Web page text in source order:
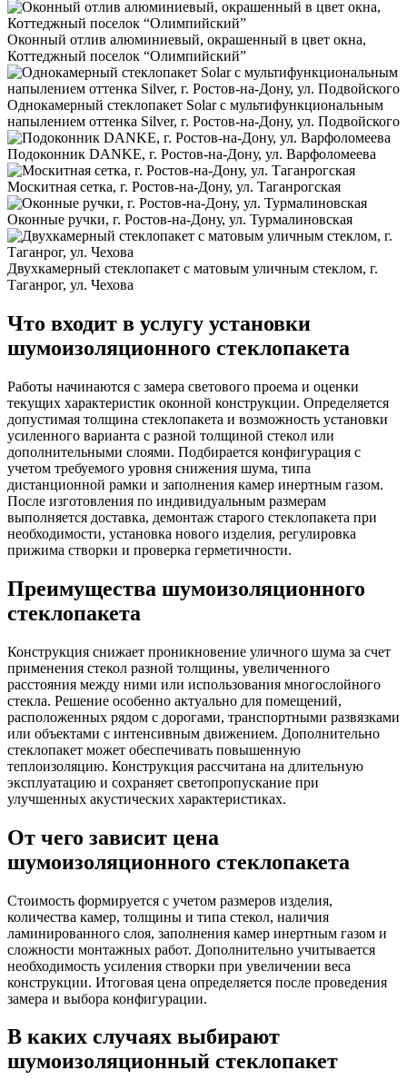
Оконный отлив алюминиевый, окрашенный в цвет окна,
Коттеджный поселок “Олимпийский”
Однокамерный стеклопакет Solar с мультифункциональным
напылением оттенка Silver, г. Ростов-на-Дону, ул. Подвойского
Подоконник DANKE, г. Ростов-на-Дону, ул. Варфоломеева
Москитная сетка, г. Ростов-на-Дону, ул. Таганрогская
Оконные ручки, г. Ростов-на-Дону, ул. Турмалиновская
Двухкамерный стеклопакет с матовым уличным стеклом, г.
Таганрог, ул. Чехова
Что входит в услугу установки
шумоизоляционного стеклопакета
Работы начинаются с замера светового проема и оценки
текущих характеристик оконной конструкции. Определяется
допустимая толщина стеклопакета и возможность установки
усиленного варианта с разной толщиной стекол или
дополнительными слоями. Подбирается конфигурация с
учетом требуемого уровня снижения шума, типа
дистанционной рамки и заполнения камер инертным газом.
После изготовления по индивидуальным размерам
выполняется доставка, демонтаж старого стеклопакета при
необходимости, установка нового изделия, регулировка
прижима створки и проверка герметичности.
Преимущества шумоизоляционного
стеклопакета
Конструкция снижает проникновение уличного шума за счет
применения стекол разной толщины, увеличенного
расстояния между ними или использования многослойного
стекла. Решение особенно актуально для помещений,
расположенных рядом с дорогами, транспортными развязками
или объектами с интенсивным движением. Дополнительно
стеклопакет может обеспечивать повышенную
теплоизоляцию. Конструкция рассчитана на длительную
эксплуатацию и сохраняет светопропускание при
улучшенных акустических характеристиках.
От чего зависит цена
шумоизоляционного стеклопакета
Стоимость формируется с учетом размеров изделия,
количества камер, толщины и типа стекол, наличия
ламинированного слоя, заполнения камер инертным газом и
сложности монтажных работ. Дополнительно учитывается
необходимость усиления створки при увеличении веса
конструкции. Итоговая цена определяется после проведения
замера и выбора конфигурации.
В каких случаях выбирают
шумоизоляционный стеклопакет